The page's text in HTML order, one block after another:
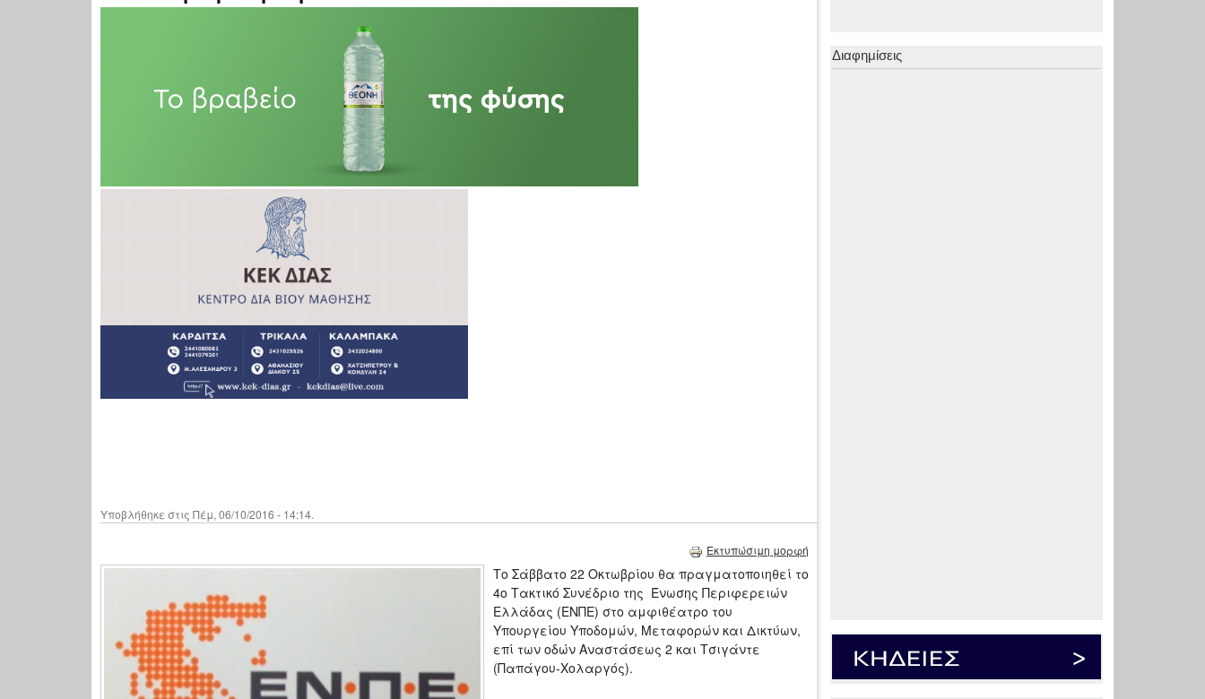
Υποβλήθηκε στις Πέμ, 06/10/2016 - 14:14.
Εκτυπώσιμη μορφή
Το Σάββατο 22 Οκτωβρίου θα πραγματοποιηθεί το
4ο Τακτικό Συνέδριο της Ένωσης Περιφερειών
Ελλάδας (ΕΝΠΕ) στο αμφιθέατρο του
Υπουργείου Υποδομών, Μεταφορών και Δικτύων,
επί των οδών Αναστάσεως 2 και Τσιγάντε
(Παπάγου-Χολαργός).
Διαφημίσεις